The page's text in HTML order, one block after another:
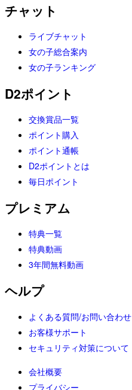
チャット
ライブチャット
女の子総合案内
女の子ランキング
D2ポイント
交換賞品一覧
ポイント購入
ポイント通帳
D2ポイントとは
毎日ポイント
プレミアム
特典一覧
特典動画
3年間無料動画
ヘルプ
よくある質問/お問い合わせ
お客様サポート
セキュリティ対策について
会社概要
プライバシー